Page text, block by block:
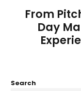
From
Day
Search